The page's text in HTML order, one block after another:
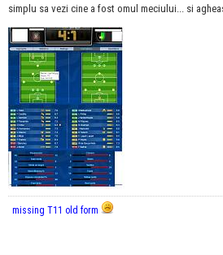
simplu sa vezi cine a fost omul meciului... si
missing T11 old form